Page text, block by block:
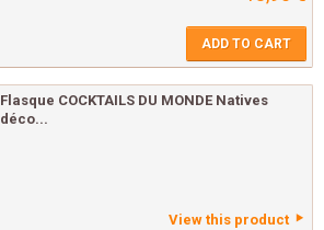
ADD TO CART
Flasque COCKTAILS DU MONDE Natives
déco...
View this product